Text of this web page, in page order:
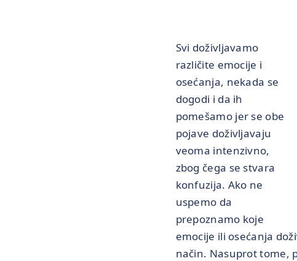
Svi doživljavamo
različite emocije i
osećanja, nekada se
dogodi i da ih
pomešamo jer se obe
pojave doživljavaju
veoma intenzivno,
zbog čega se stvara
konfuzija. Ako ne
uspemo da
prepoznamo koje
emocije ili osećanja
način. Nasuprot tome,